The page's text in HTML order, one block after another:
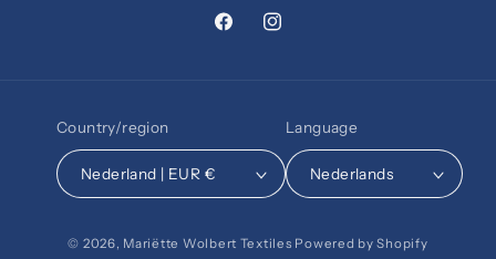
FacebookInstagram
Country/region
Nederland | EUR €
Language
Nederlands
© 2026, Mariëtte Wolbert Textiles Powered by Shopify